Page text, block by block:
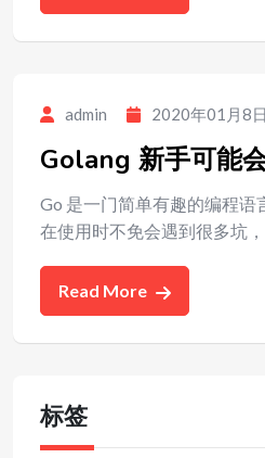
admin 2020年01月8日
Golang 新手可能
Go 是一门简单有趣的编程语
在使用时不免会遇到很多坑
Read More
标签